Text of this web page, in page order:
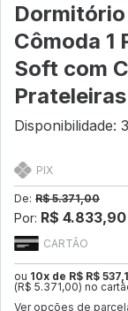
Cômoda 1
Soft com
Disponibilidade:
CARTÃO
ou 10x de R$ R$
(R$ 5.371,00) no
Ver opções de
PIX
De: R$ 5.371,00
Por: R$ 4.833,90